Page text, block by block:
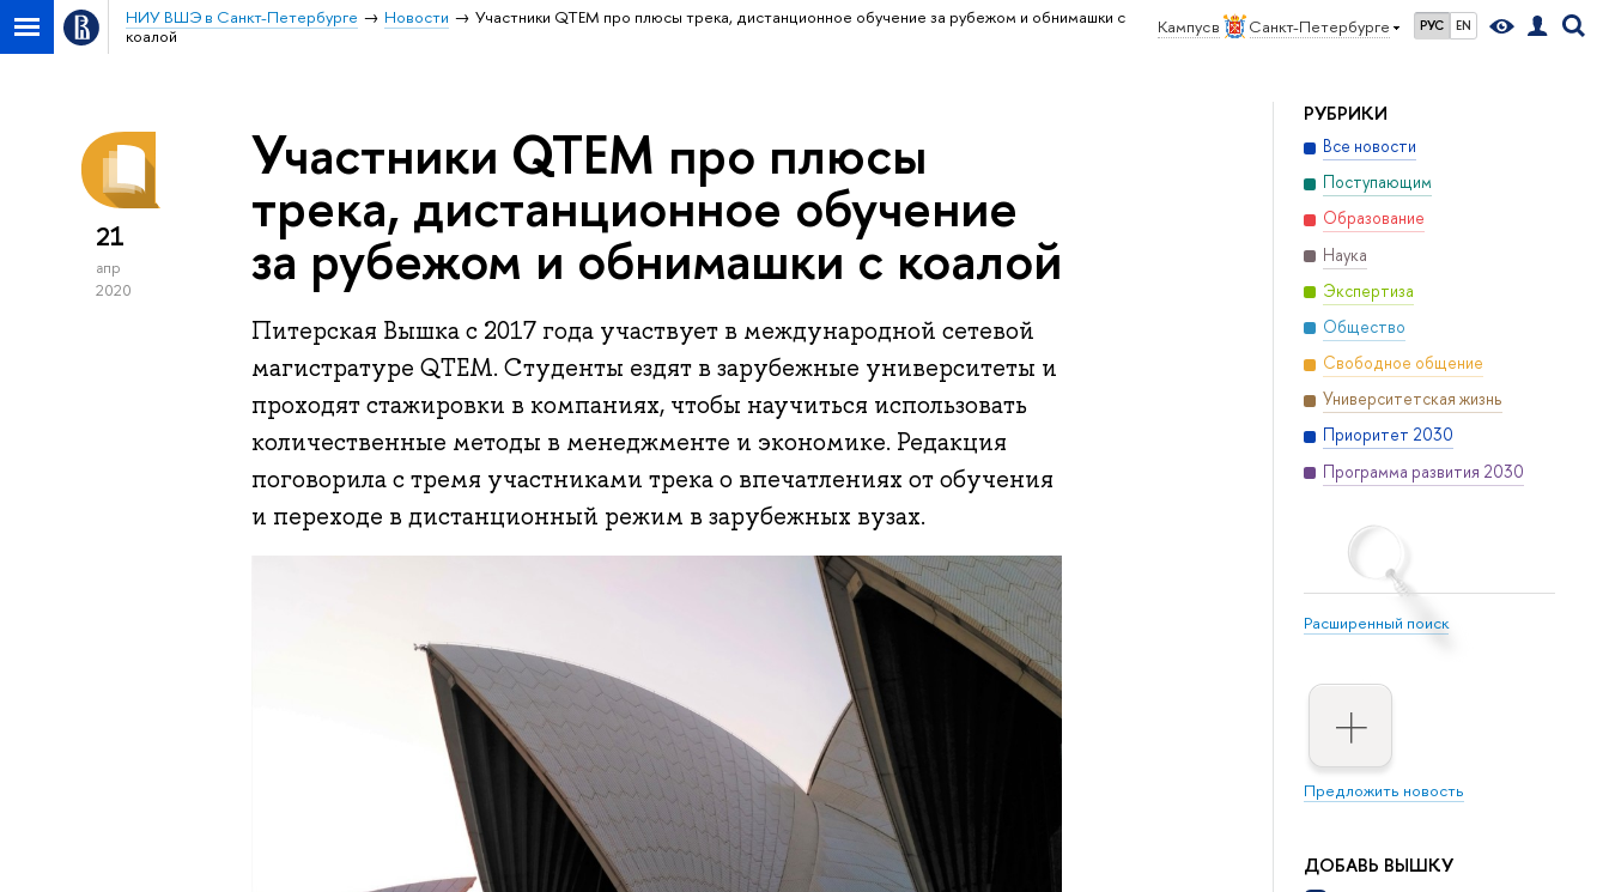
Кампус в Санкт-Петербурге РУС EN
НИУ ВШЭ в Санкт-Петербурге Новости
Участники QTEM про плюсы трека, дистанционное обучение за рубежом и обнимашки с
коалой
РУБРИКИ
Все новости
Поступающим
Образование
Наука
Экспертиза
Общество
Свободное общение
Университетская жизнь
Приоритет 2030
Программа развития 2030
Расширенный поиск
Предложить новость
ДОБАВЬ ВЫШКУ
21
апр
2020
Участники QTEM про плюсы
трека, дистанционное обучение
за рубежом и обнимашки с коалой
Питерская Вышка с 2017 года участвует в международной сетевой
магистратуре QTEM. Студенты ездят в зарубежные университеты и
проходят стажировки в компаниях, чтобы научиться использовать
количественные методы в менеджменте и экономике. Редакция
поговорила с тремя участниками трека о впечатлениях от обучения
и переходе в дистанционный режим в зарубежных вузах.